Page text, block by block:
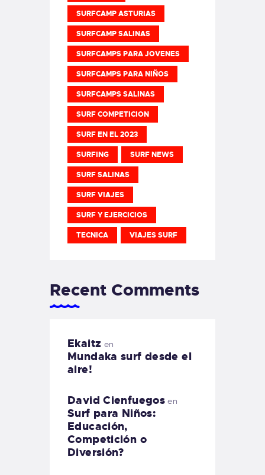
SURFCAMP ASTURIAS
SURFCAMP SALINAS
SURFCAMPS PARA JOVENES
SURFCAMPS PARA NIÑOS
SURFCAMPS SALINAS
SURF COMPETICION
SURF EN EL 2023
SURFING SURF NEWS
SURF SALINAS
SURF VIAJES
SURF Y EJERCICIOS
TECNICA VIAJES SURF
Recent Comments
Ekaitz en
Mundaka surf desde el
aire!
David Cienfuegos en
Surf para Niños:
Educación,
Competición o
Diversión?